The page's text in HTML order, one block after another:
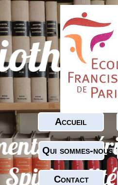
Accueil
Qui sommes-nous ?
Contact